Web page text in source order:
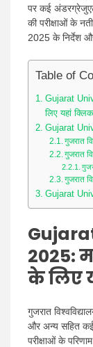
पर कई
की परीक्षाओं के
2025 के निर्देश
Table of
Gujarat
लिए यहां
Gujarat
गुजरात
गुजरात
गुजरात
Gujarat
2025:
के लिए
गुजरात
और अन्य सहित
परीक्षाओं के